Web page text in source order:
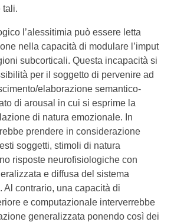
tali.
l’alessitimia può essere letta
nella capacità di modulare l’imput
subcorticali. Questa incapacità si
per il soggetto di pervenire ad
elaborazione semantico-
di arousal in cui si esprime la
di natura emozionale. In
prendere in considerazione
soggetti, stimoli di natura
risposte neurofisiologiche con
e diffusa del sistema
Al contrario, una capacità di
e computazionale interverrebbe
generalizzata ponendo così dei